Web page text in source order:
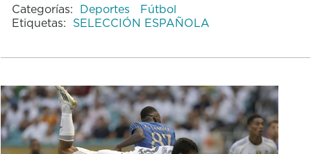
Categorías: Deportes
Fútbol
Etiquetas: SELECCIÓN ESPAÑOLA